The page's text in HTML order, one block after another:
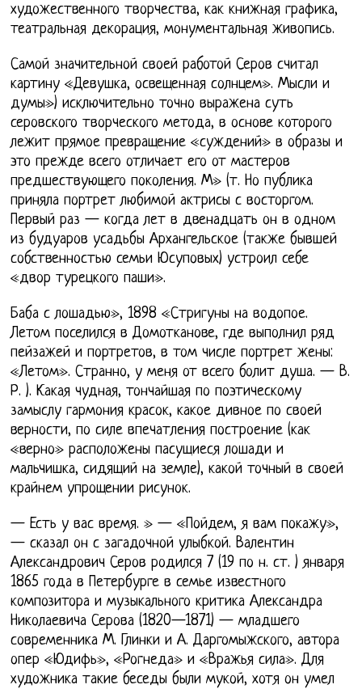
художественного творчества, как книжная графика,
театральная декорация, монументальная живопись.
Самой значительной своей работой Серов считал
картину «Девушка, освещенная солнцем». Мысли и
думы») исключительно точно выражена суть
серовского творческого метода, в основе которого
лежит прямое превращение «суждений» в образы и
это прежде всего отличает его от мастеров
предшествующего поколения. М» (т. Но публика
приняла портрет любимой актрисы с восторгом.
Первый раз — когда лет в двенадцать он в одном
из будуаров усадьбы Архангельское (также бывшей
собственностью семьи Юсуповых) устроил себе
«двор турецкого паши».
Баба с лошадью», 1898 «Стригуны на водопое.
Летом поселился в Домотканове, где выполнил ряд
пейзажей и портретов, в том числе портрет жены:
«Летом». Странно, у меня от всего болит душа. — В.
Р. ). Какая чудная, тончайшая по поэтическому
замыслу гармония красок, какое дивное по своей
верности, по силе впечатления построение (как
«верно» расположены пасущиеся лошади и
мальчишка, сидящий на земле), какой точный в своей
крайнем упрощении рисунок.
— Есть у вас время. » — «Пойдем, я вам покажу»,
— сказал он с загадочной улыбкой. Валентин
Александрович Серов родился 7 (19 по н. ст. ) января
1865 года в Петербурге в семье известного
композитора и музыкального критика Александра
Николаевича Серова (1820—1871) — младшего
современника М. Глинки и А. Даргомыжского, автора
опер «Юдифь», «Рогнеда» и «Вражья сила». Для
художника такие беседы были мукой, хотя он умел